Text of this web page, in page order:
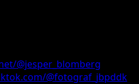
@jesper_blomberg
@fotograf_jbpddk